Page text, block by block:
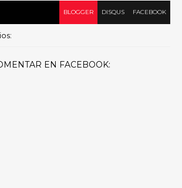
BLOGGER DISQUS FACEBOOK
EN FACEBOOK: